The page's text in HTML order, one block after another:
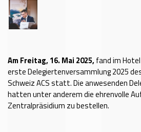
Am Freitag, 16. Mai 2025,fand im
erste Delegiertenversammlung 2025
Schweiz ACS statt. Die anwesenden
hatten unter anderem die ehrenvolle
Zentralpräsidium zu bestellen.